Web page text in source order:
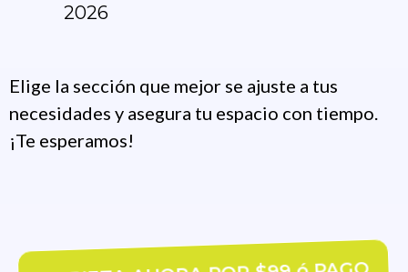
2026
Elige la sección que mejor se ajuste a tus
necesidades y asegura tu espacio con tiempo.
¡Te esperamos!